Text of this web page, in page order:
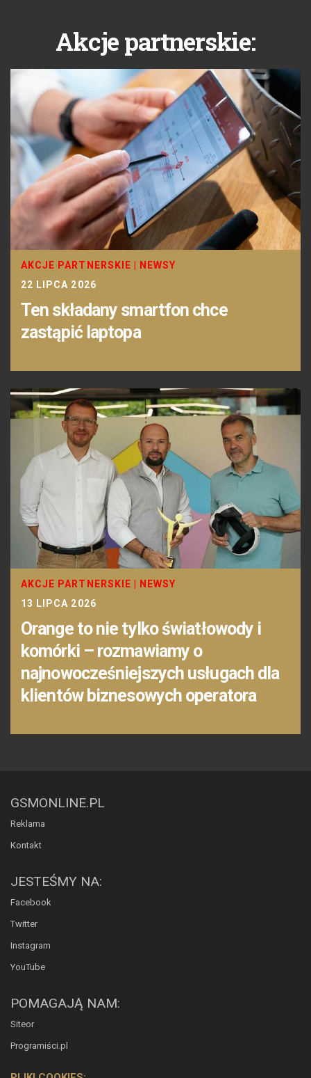
Akcje partnerskie:
AKCJE PARTNERSKIE
NEWSY
22 LIPCA 2026
Ten składany smartfon chce
zastąpić laptopa
AKCJE PARTNERSKIE
NEWSY
13 LIPCA 2026
Orange to nie tylko światłowody i
komórki – rozmawiamy o
najnowocześniejszych usługach dla
klientów biznesowych operatora
GSMONLINE.PL
Reklama
Kontakt
JESTEŚMY NA:
Facebook
Twitter
Instagram
YouTube
POMAGAJĄ NAM:
Siteor
Programiści.pl